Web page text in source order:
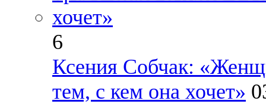
6
Ксения Собчак:
тем, с кем она хочет»